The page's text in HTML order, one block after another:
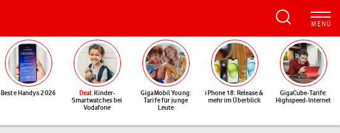
Beste Handys 2026 Deal: Kinder-
Smartwatches bei
Vodafone
GigaMobil Young:
Tarife für junge
Leute
iPhone 18: Release &
mehr im Überblick
GigaCube-Tarife:
Highspeed-Internet